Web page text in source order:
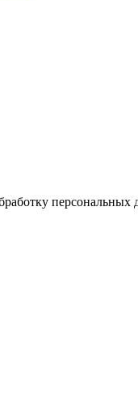
персональных